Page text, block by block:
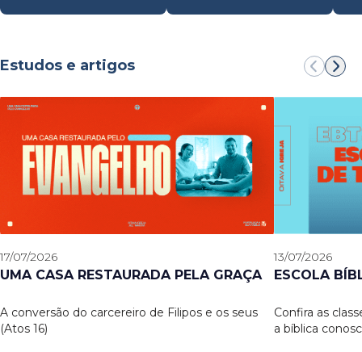
Estudos e artigos
17/07/2026
UMA CASA RESTAURADA PELA GRAÇA
A conversão do carcereiro de Filipos e os seus
(Atos 16)
13/07/2026
ESCOLA
Confira as
a bíblica